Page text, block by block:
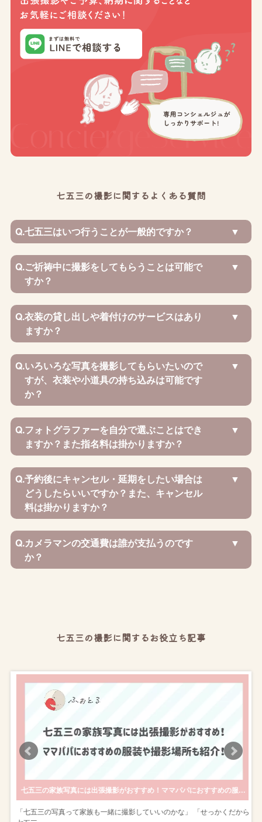
七五三の撮影に関するよくある質問
Q.七五三はいつ行うことが一般的ですか？
Q.ご祈祷中に撮影をしてもらうことは可能で
すか？
Q.衣装の貸し出しや着付けのサービスはあり
ますか？
Q.いろいろな写真を撮影してもらいたいので
すが、衣装や小道具の持ち込みは可能です
か？
Q.フォトグラファーを自分で選ぶことはでき
ますか？また指名料は掛かりますか？
Q.予約後にキャンセル・延期をしたい場合は
どうしたらいいですか？また、キャンセル
料は掛かりますか？
Q.カメラマンの交通費は誰が支払うのです
か？
七五三の撮影に関するお役立ち記事
七五三の家族写真には出張撮影がおすすめ！ママパパにおすすめの服装や撮影場所も紹介！
「七五三の写真って家族も一緒に撮影していいのかな」 「せっかくだから